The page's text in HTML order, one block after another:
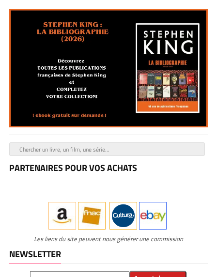
PARTENAIRES POUR VOS ACHATS
Les liens du site peuvent nous générer une commission
NEWSLETTER